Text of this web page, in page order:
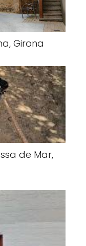
Girona
de Mar,